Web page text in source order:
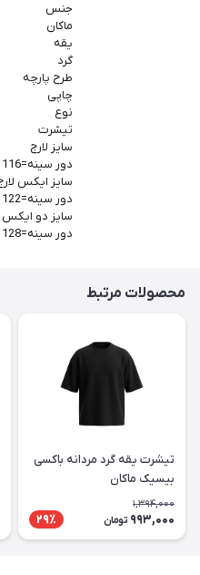
جنس
ماکان
یقه
گرد
طرح پارچه
چاپی
نوع
تیشرت
سایز لارج
دور سینه=116 قد=72 آستین=25
سایز ایکس
دور سینه=122 قد=73 آستین=26
سایز دو ایکس
دور سینه=128 قد=75 آستین=28
محصولات مرتبط
تیشرت یقه گرد مردانه باکسی
بیسیک ماکان
1,394,000
993,000 تومان 29٪